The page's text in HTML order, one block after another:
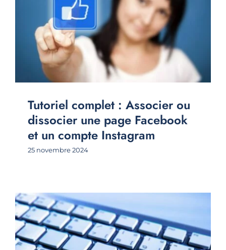
Tutoriel complet : Associer ou
dissocier une page Facebook
et un compte Instagram
25 novembre 2024